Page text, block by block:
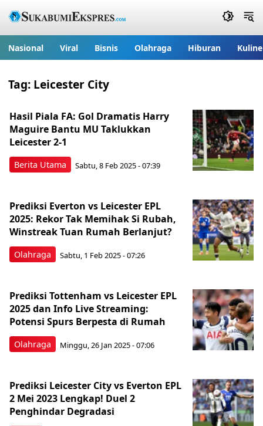
Nasional Viral Bisnis Olahraga Hiburan
Tag: Leicester City
Berita Utama
Hasil Piala FA: Gol Dramatis Harry
Maguire Bantu MU Taklukkan
Leicester 2-1
Sabtu, 8 Feb 2025 - 07:39
Olahraga
Prediksi Everton vs Leicester EPL
2025: Rekor Tak Memihak Si Rubah,
Winstreak Tuan Rumah Berlanjut?
Sabtu, 1 Feb 2025 - 07:26
Olahraga
Prediksi Tottenham vs Leicester EPL
2025 dan Info Live Streaming:
Potensi Spurs Berpesta di Rumah
Minggu, 26 Jan 2025 - 07:06
Prediksi Leicester City vs Everton EPL
2 Mei 2023 Lengkap! Duel 2
Penghindar Degradasi